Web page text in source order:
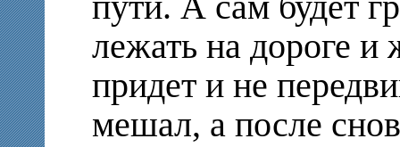
лежать на дороге и
придет и не
мешал, а после